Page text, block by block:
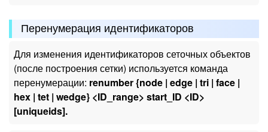
Перенумерация идентификаторов
Для изменения идентификаторов сеточных объектов
(после построения сетки) используется команда
перенумерации: renumber {node | edge | tri | face |
hex | tet | wedge} <ID_range> start_ID <ID>
[uniqueids].